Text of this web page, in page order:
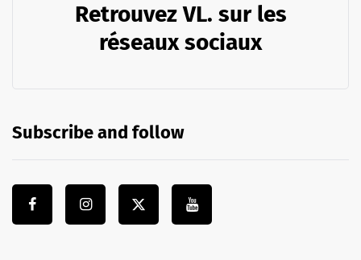
Retrouvez VL. sur les
réseaux sociaux
Subscribe and follow